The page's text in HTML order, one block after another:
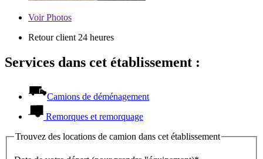
VoirPhotos
Retour client 24 heures
Services dans cet établissement :
Camions de déménagement
Remorques et remorquage
Trouvez des locations de camion dans cet établissement